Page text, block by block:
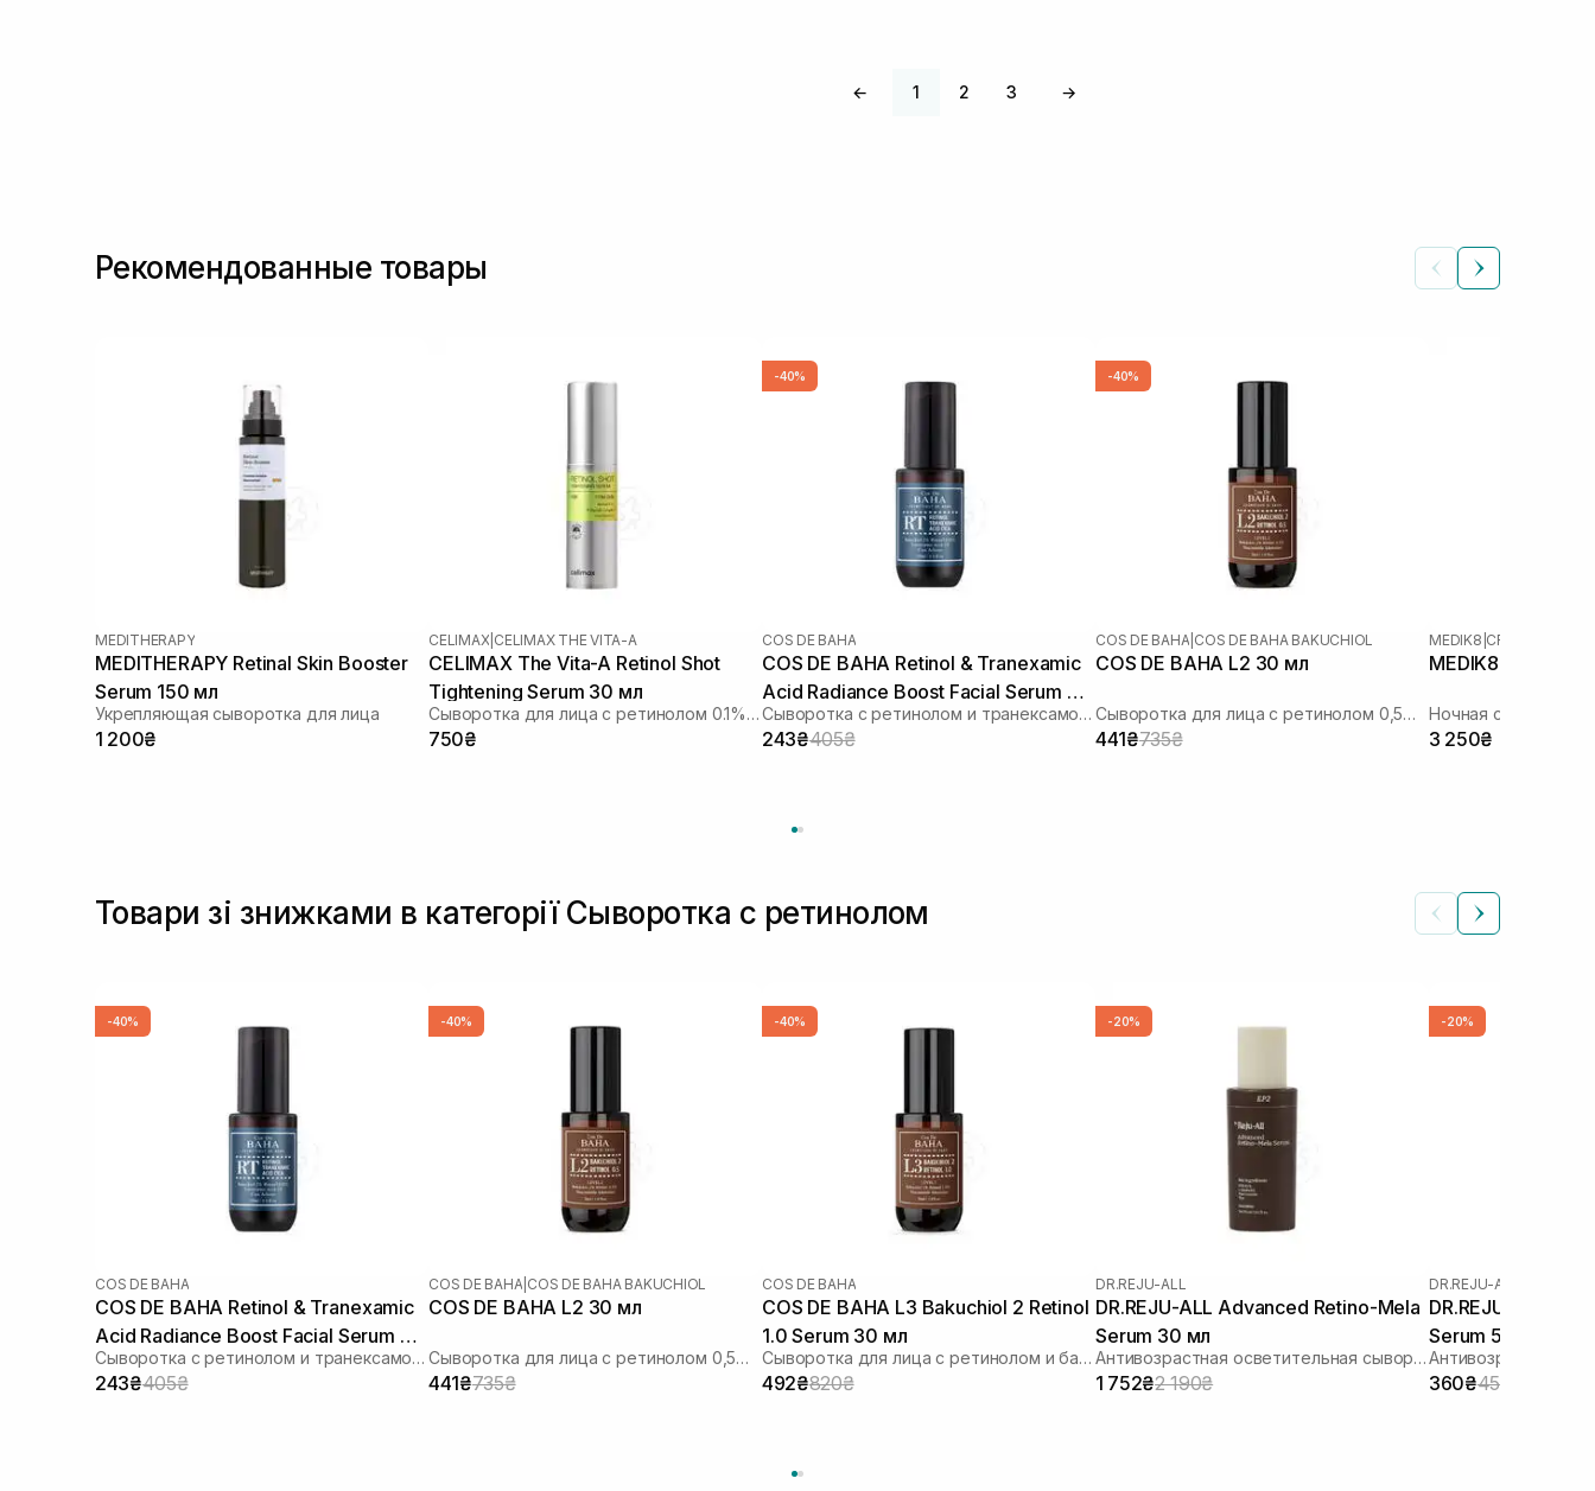
← 1 2 3 →
Рекомендованные товары
MEDITHERAPY
MEDITHERAPY Retinal Skin Booster
Serum 150 мл
Укрепляющая сыворотка для лица
1 200₴
CELIMAX CELIMAX THE VITA-A
CELIMAX The Vita-A Retinol Shot
Tightening Serum 30 мл
Сыворотка для лица с ретинолом 0.1% и пептидами
750₴
-40%
COS DE BAHA
COS DE BAHA Retinol & Tranexamic
Acid Radiance Boost Facial Serum RT
30 мл
Сыворотка с ретинолом и транексамовой кислотой
243₴405₴
-40%
COS DE BAHA COS DE BAHA BAKUCHIOL
COS DE BAHA L2 30 мл
Сыворотка для лица с ретинолом 0,5% и бакучиолом 2%
441₴735₴
MEDIK8 CRYSTAL
MEDIK8 Crystal
3 250₴
Товари зі знижками в категорії Сыворотка с ретинолом
-40%
COS DE BAHA
COS DE BAHA Retinol & Tranexamic
Acid Radiance Boost Facial Serum RT
30 мл
Сыворотка с ретинолом и транексамовой кислотой
243₴405₴
-40%
COS DE BAHA COS DE BAHA BAKUCHIOL
COS DE BAHA L2 30 мл
Сыворотка для лица с ретинолом 0,5% и бакучиолом 2%
441₴735₴
-40%
COS DE BAHA
COS DE BAHA L3 Bakuchiol 2 Retinol
1.0 Serum 30 мл
Сыворотка для лица с ретинолом и бакучиолом
492₴820₴
-20%
DR.REJU-ALL
DR.REJU-ALL Advanced Retino-Mela
Serum 30 мл
Антивозрастная осветительная сыворотка с ретиноидом и транексамовой кислотой
1 752₴2 190₴
-20%
DR.REJU-ALL
DR.REJU-ALL
Serum 5 мл
360₴450₴